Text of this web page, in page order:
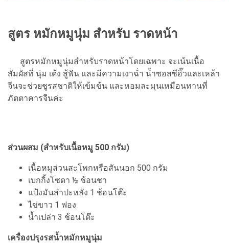
สูตร หมักหมูนุ่ม สําหรับ ราดหน้า
สูตรหมักหมูนุ่มสำหรับราดหน้าโดยเฉพาะ จะเน้นเนื้อ
สัมผัสที่ นุ่ม เด้ง สู้ฟัน และมีความเงาฉ่ำ น้ำซอสซีอิ๊วและเหล้า
จีนจะช่วยชูรสชาติให้เข้มข้น และหอมละมุนเหมือนทานที่
ภัตตาคารจีนค่ะ
ส่วนผสม (สำหรับเนื้อหมู 500 กรัม)
เนื้อหมูส่วนสะโพกหรือสันนอก 500 กรัม
เบกกิ้งโซดา ½ ช้อนชา
แป้งมันสำปะหลัง 1 ช้อนโต๊ะ
ไข่ขาว 1 ฟอง
น้ำเปล่า 3 ช้อนโต๊ะ
เครื่องปรุงรสน้ำหมักหมูนุ่ม